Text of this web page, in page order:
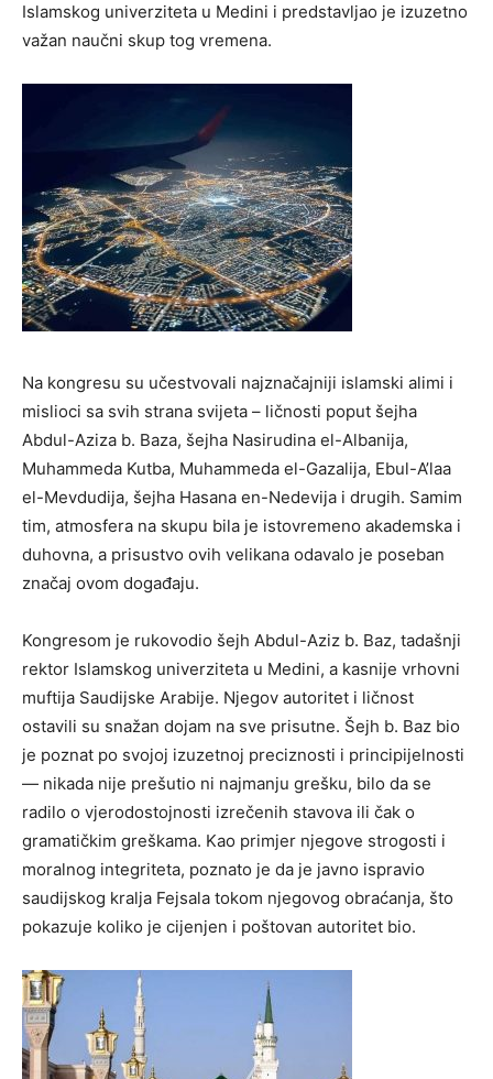
Islamskog univerziteta u Medini i predstavljao je izuzetno
važan naučni skup tog vremena.
Na kongresu su učestvovali najznačajniji islamski alimi i
mislioci sa svih strana svijeta – ličnosti poput šejha
Abdul-Aziza b. Baza, šejha Nasirudina el-Albanija,
Muhammeda Kutba, Muhammeda el-Gazalija, Ebul-A’laa
el-Mevdudija, šejha Hasana en-Nedevija i drugih. Samim
tim, atmosfera na skupu bila je istovremeno akademska i
duhovna, a prisustvo ovih velikana odavalo je poseban
značaj ovom događaju.
Kongresom je rukovodio šejh Abdul-Aziz b. Baz, tadašnji
rektor Islamskog univerziteta u Medini, a kasnije vrhovni
muftija Saudijske Arabije. Njegov autoritet i ličnost
ostavili su snažan dojam na sve prisutne. Šejh b. Baz bio
je poznat po svojoj izuzetnoj preciznosti i principijelnosti
— nikada nije prešutio ni najmanju grešku, bilo da se
radilo o vjerodostojnosti izrečenih stavova ili čak o
gramatičkim greškama. Kao primjer njegove strogosti i
moralnog integriteta, poznato je da je javno ispravio
saudijskog kralja Fejsala tokom njegovog obraćanja, što
pokazuje koliko je cijenjen i poštovan autoritet bio.